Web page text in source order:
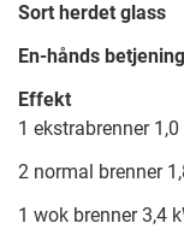
Sort herdet glass
En-hånds betjening
Effekt
1 ekstrabrenner 1,0
2 normal brenner
1 wok brenner 3,4